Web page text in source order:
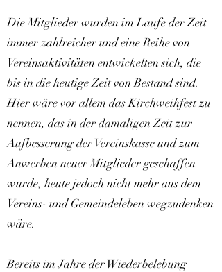
Die Mitglieder wurden im Laufe der Zeit
immer zahlreicher und eine Reihe von
Vereinsaktivitäten entwickelten sich, die
bis in die heutige Zeit von Bestand sind.
Hier wäre vor allem das Kirchweihfest zu
nennen, das in der damaligen Zeit zur
Aufbesserung der Vereinskasse und zum
Anwerben neuer Mitglieder geschaffen
wurde, heute jedoch nicht mehr aus dem
Vereins- und Gemeindeleben wegzudenken
wäre.
Bereits im Jahre der Wiederbelebung